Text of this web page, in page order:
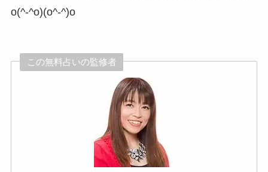
o(^-^o)(o^-^)o
この無料占いの監修者